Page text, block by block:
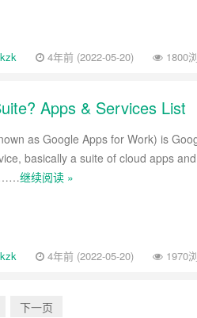
4年前 (2022-05-20) 1800
Apps & Services List
as Google Apps for Work) is
basically a suite of cloud apps
继续阅读 »
4年前 (2022-05-20) 1970
下一页